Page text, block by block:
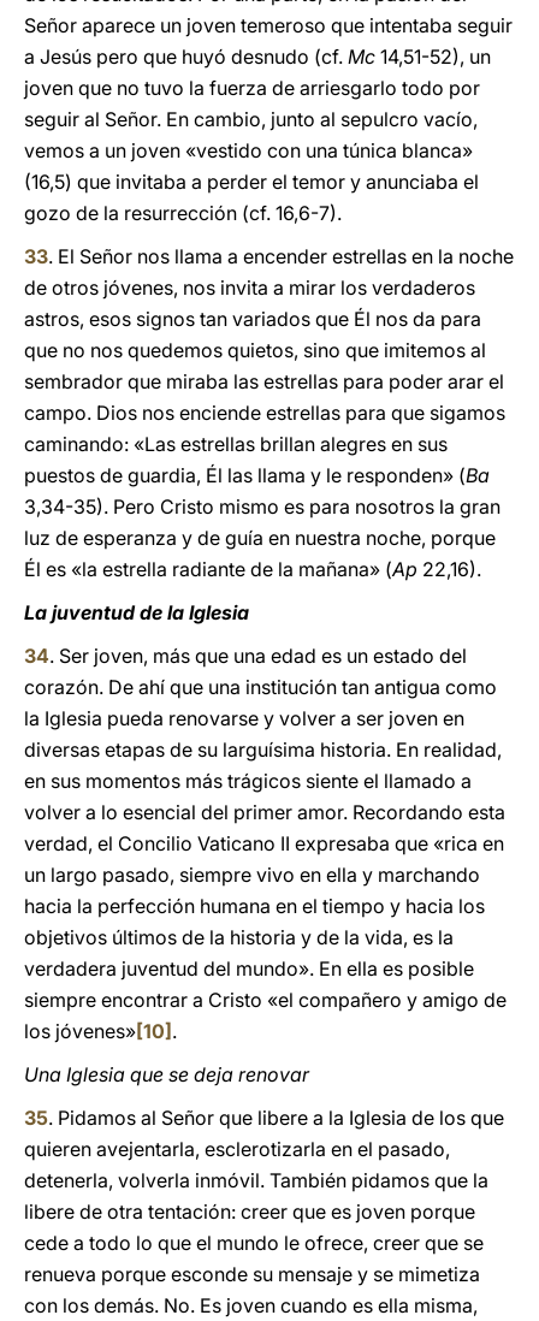
Señor aparece un joven temeroso que intentaba seguir
a Jesús pero que huyó desnudo (cf. Mc 14,51-52), un
joven que no tuvo la fuerza de arriesgarlo todo por
seguir al Señor. En cambio, junto al sepulcro vacío,
vemos a un joven «vestido con una túnica blanca»
(16,5) que invitaba a perder el temor y anunciaba el
gozo de la resurrección (cf. 16,6-7).
33. El Señor nos llama a encender estrellas en la noche
de otros jóvenes, nos invita a mirar los verdaderos
astros, esos signos tan variados que Él nos da para
que no nos quedemos quietos, sino que imitemos al
sembrador que miraba las estrellas para poder arar el
campo. Dios nos enciende estrellas para que sigamos
caminando: «Las estrellas brillan alegres en sus
puestos de guardia, Él las llama y le responden» (Ba
3,34-35). Pero Cristo mismo es para nosotros la gran
luz de esperanza y de guía en nuestra noche, porque
Él es «la estrella radiante de la mañana» (Ap 22,16).
La juventud de la Iglesia
34. Ser joven, más que una edad es un estado del
corazón. De ahí que una institución tan antigua como
la Iglesia pueda renovarse y volver a ser joven en
diversas etapas de su larguísima historia. En realidad,
en sus momentos más trágicos siente el llamado a
volver a lo esencial del primer amor. Recordando esta
verdad, el Concilio Vaticano II expresaba que «rica en
un largo pasado, siempre vivo en ella y marchando
hacia la perfección humana en el tiempo y hacia los
objetivos últimos de la historia y de la vida, es la
verdadera juventud del mundo». En ella es posible
siempre encontrar a Cristo «el compañero y amigo de
los jóvenes»[10] .
Una Iglesia que se deja renovar
35. Pidamos al Señor que libere a la Iglesia de los que
quieren avejentarla, esclerotizarla en el pasado,
detenerla, volverla inmóvil. También pidamos que la
libere de otra tentación: creer que es joven porque
cede a todo lo que el mundo le ofrece, creer que se
renueva porque esconde su mensaje y se mimetiza
con los demás. No. Es joven cuando es ella misma,